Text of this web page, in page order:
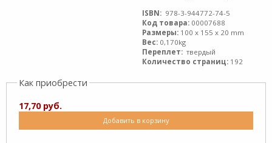
ISBN: 978-3-944772-74-5
Код товара: 00007688
Размеры: 100 x 155 x 20 mm
Вес: 0,170kg
Переплет: твердый
Количество страниц: 192
Как приобрести
17,70 руб.
Добавить в корзину